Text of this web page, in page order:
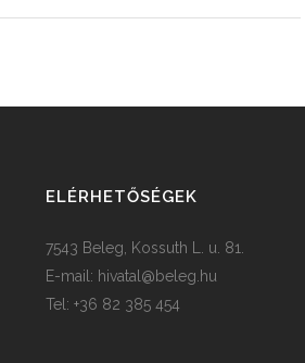
ELÉRHETŐSÉGEK
7543 Beleg, Kossuth L. u. 81.
E-mail: hivatal@beleg.hu
Tel: +36 82 385 454